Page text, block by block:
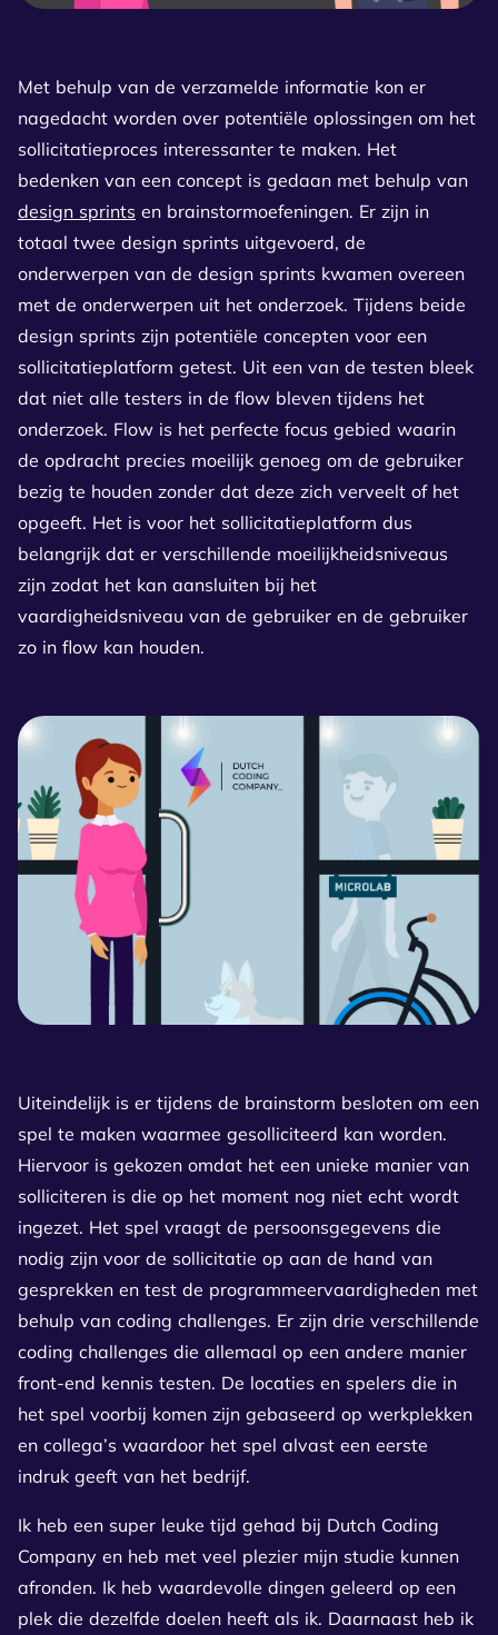
Met behulp van de verzamelde informatie kon er
nagedacht worden over potentiële oplossingen om het
sollicitatieproces interessanter te maken. Het
bedenken van een concept is gedaan met behulp van
design sprints en brainstormoefeningen. Er zijn in
totaal twee design sprints uitgevoerd, de
onderwerpen van de design sprints kwamen overeen
met de onderwerpen uit het onderzoek. Tijdens beide
design sprints zijn potentiële concepten voor een
sollicitatieplatform getest. Uit een van de testen bleek
dat niet alle testers in de flow bleven tijdens het
onderzoek. Flow is het perfecte focus gebied waarin
de opdracht precies moeilijk genoeg om de gebruiker
bezig te houden zonder dat deze zich verveelt of het
opgeeft. Het is voor het sollicitatieplatform dus
belangrijk dat er verschillende moeilijkheidsniveaus
zijn zodat het kan aansluiten bij het
vaardigheidsniveau van de gebruiker en de gebruiker
zo in flow kan houden.
Uiteindelijk is er tijdens de brainstorm besloten om een
spel te maken waarmee gesolliciteerd kan worden.
Hiervoor is gekozen omdat het een unieke manier van
solliciteren is die op het moment nog niet echt wordt
ingezet. Het spel vraagt de persoonsgegevens die
nodig zijn voor de sollicitatie op aan de hand van
gesprekken en test de programmeervaardigheden met
behulp van coding challenges. Er zijn drie verschillende
coding challenges die allemaal op een andere manier
front-end kennis testen. De locaties en spelers die in
het spel voorbij komen zijn gebaseerd op werkplekken
en collega’s waardoor het spel alvast een eerste
indruk geeft van het bedrijf.
Ik heb een super leuke tijd gehad bij Dutch Coding
Company en heb met veel plezier mijn studie kunnen
afronden. Ik heb waardevolle dingen geleerd op een
plek die dezelfde doelen heeft als ik. Daarnaast heb ik